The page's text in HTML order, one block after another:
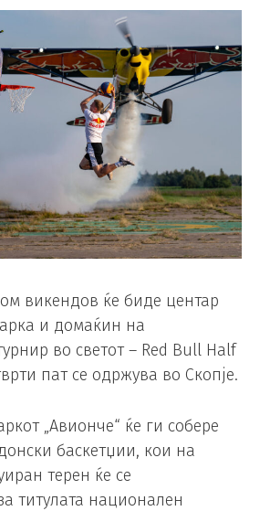
викендов ќе биде центар
и домаќин на
во светот – Red Bull Half
пат се одржува во Скопје.
„Авионче“ ќе ги собере
баскетџии, кои на
терен ќе се
титулата национален